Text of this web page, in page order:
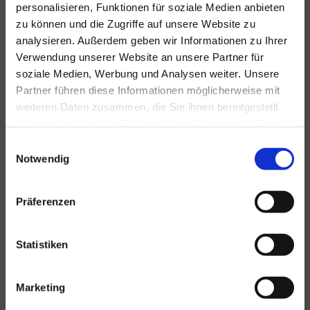
personalisieren, Funktionen für soziale Medien anbieten
zu können und die Zugriffe auf unsere Website zu
analysieren. Außerdem geben wir Informationen zu Ihrer
Verwendung unserer Website an unsere Partner für
soziale Medien, Werbung und Analysen weiter. Unsere
Partner führen diese Informationen möglicherweise mit
weiteren Daten zusammen, die Sie ihnen bereitgestellt
Notwendig
Präferenzen
Statistiken
Marketing
sich um einen Eilauftrag oder eine spezielle
Anfrage handelt - wir helfen Ihnen und sorgen
dafür, dass Sie niemals einen Fehlgriff machen.